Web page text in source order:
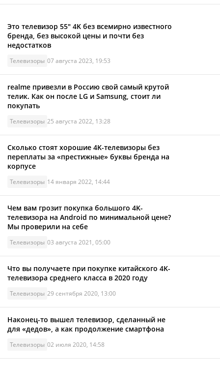
Это телевизор 55" 4K без всемирно известного
бренда, без высокой цены и почти без
недостатков
Телевизоры 07 августа 2023, 19:53
realme привезли в Россию свой самый крутой
телик. Как он после LG и Samsung, стоит ли
покупать
Телевизоры 25 августа 2022, 13:28
Сколько стоят хорошие 4K-телевизоры без
переплаты за «престижные» буквы бренда на
корпусе
Телевизоры 14 января 2022, 14:44
Чем вам грозит покупка большого 4K-
телевизора на Android по минимальной цене?
Мы проверили на себе
Телевизоры 03 августа 2021, 05:00
Что вы получаете при покупке китайского 4K-
телевизора среднего класса в 2020 году
Телевизоры 29 сентября 2020, 13:00
Наконец-то вышел телевизор, сделанный не
для «дедов», а как продолжение смартфона
Телевизоры 02 июля 2020, 14:58